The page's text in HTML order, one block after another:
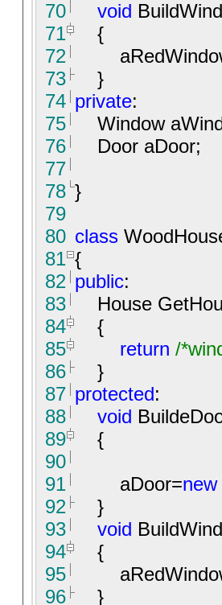
70
void
71
{
72
73
}
74 private:
75
Window
76
Door aDoor;
77
78 }
79
80 class
81 {
82 public:
83
House
84
{
85
return /*
86
}
87 protected:
88
void
89
{
90
91
aDoor=new
92
}
93
void
94
{
95
96
}